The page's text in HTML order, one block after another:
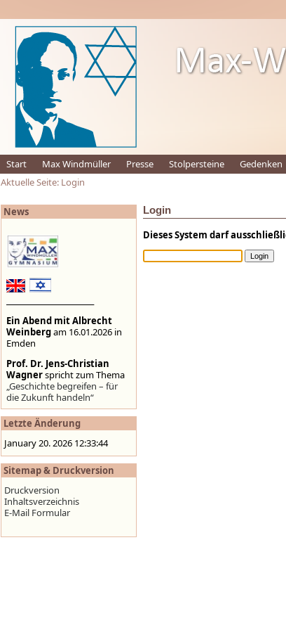
News
Ein Abend mit Albrecht
Weinbergam 16.01.2026 in
Emden
Prof. Dr. Jens-Christian
Wagnerspricht zum Thema
„Geschichte begreifen – für
die Zukunft handeln“
Stolpersteine auf der
Homepage der Stadt
Emden ,www.emden.de
Letzte Änderung
January 20. 2026 12:33:44
Sitemap & Druckversion
Druckversion
Inhaltsverzeichnis
E-Mail Formular
Start Max Windmüller Presse Stolpersteine Gedenken
Aktuelle Seite: Login
Login
Dieses System darf